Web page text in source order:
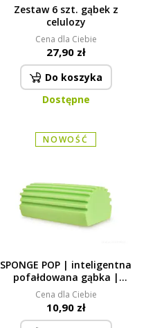
Zestaw 6 szt. gąbek z
celulozy
Cena dla Ciebie
27,90 zł
Do koszyka
Dostępne
NOWOŚĆ
SPONGE POP | inteligentna
pofałdowana gąbka |
skutecznie ściera & nie
wznieca kurzu, ekstra
chłonna | zielona
Cena dla Ciebie
10,90 zł